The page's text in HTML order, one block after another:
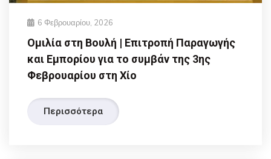
6 Φεβρουαρίου, 2026
Ομιλία στη Βουλή | Επιτροπή Παραγωγής
και Εμπορίου για το συμβάν της 3ης
Φεβρουαρίου στη Χίο
Περισσότερα